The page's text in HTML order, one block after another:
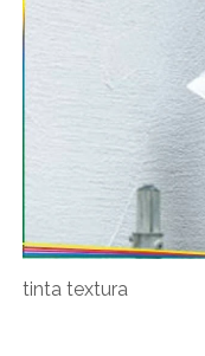
tinta textura